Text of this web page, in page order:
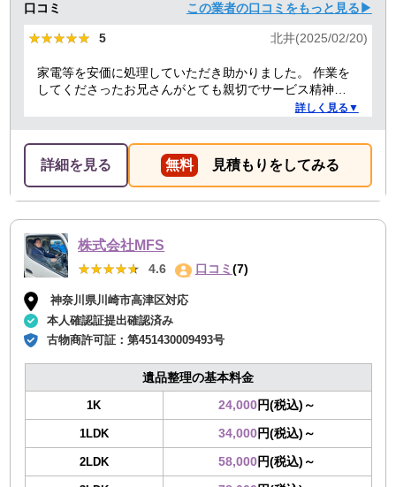
口コミ この業者の口コミをもっと見る▶
★★★★★
★★★★★ 5 北井(2025/02/20)
家電等を安価に処理していただき助かりました。 作業を
してくださったお兄さんがとても親切でサービス精神溢
詳しく見る▼
詳細を見る 無料 見積もりをしてみる
株式会社MFS
★★★★★
★★★★★ 4.6 口コミ(7)
神奈川県川崎市高津区対応
本人確認証提出確認済み
古物商許可証：第451430009493号
遺品整理の基本料金
1K 24,000円(税込)～
1LDK 34,000円(税込)～
2LDK 58,000円(税込)～